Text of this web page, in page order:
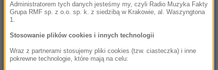
NAJNOWSZE
05:24
Chcą zbudować gigantyczny tunel pod
Bałtykiem. Przełomowa deklaracja Estonii
Administratorem tych danych jesteśmy my, czyli Radio Muzyka Fakty
Grupa RMF sp. z o.o. sp. k. z siedzibą w Krakowie, al. Waszyngtona
1.
Stosowanie plików cookies i innych technologii
Wraz z partnerami stosujemy pliki cookies (tzw. ciasteczka) i inne
pokrewne technologie, które mają na celu: